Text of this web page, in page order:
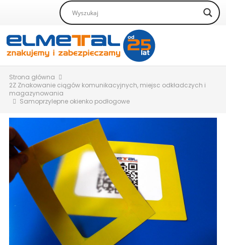
Strona główna
2Z Znakowanie ciągów komunikacyjnych, miejsc odkładczych i
magazynowania
Samoprzylepne okienko podłogowe